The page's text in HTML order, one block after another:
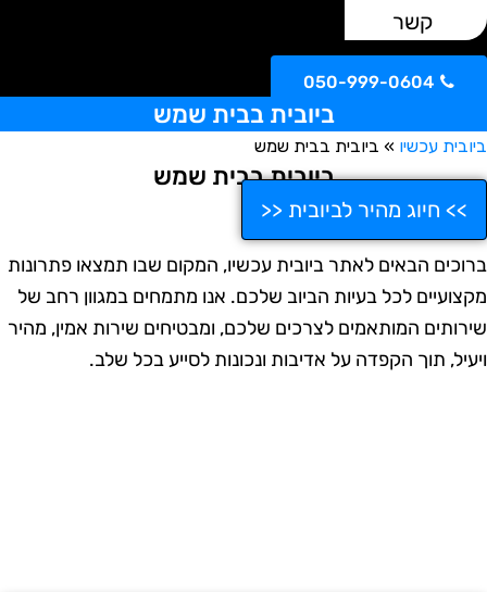
קשר
050-999-0604
ביובית בבית שמש
עכשיו»ביובית בבית שמש
ביובית בבית שמש
>> חיוג מהיר לביובית <<
הבאים לאתר ביובית עכשיו, המקום שבו תמצאו פתרונות
לכל בעיות הביוב שלכם. אנו מתמחים במגוון רחב של
המותאמים לצרכים שלכם, ומבטיחים שירות אמין, מהיר
תוך הקפדה על אדיבות ונכונות לסייע בכל שלב.